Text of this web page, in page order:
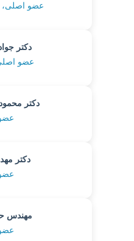
عضو اصلی،
دکتر
عضو اصلی
دکتر
دکتر
مهندس